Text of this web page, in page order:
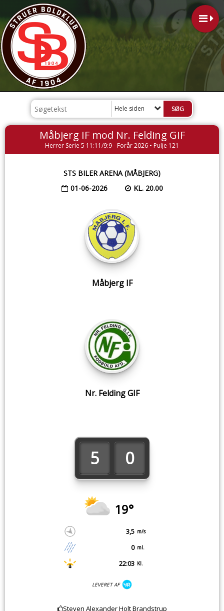
Hele siden
Måbjerg IF mod Nr. Felding GIF
Herrer Serie 5 11:11/9:9 - Forår 2026 • Pulje 121
STS BILER ARENA (MÅBJERG)
01-06-2026
KL. 20.00
Måbjerg IF
5 0
19°
3,5 m/s
0 ml.
22:03 Kl.
LEVERET AF
Nr. Felding GIF
Steven Alexander Holt Brandstrup